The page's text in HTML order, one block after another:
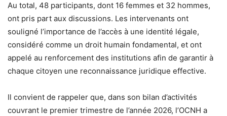
Au total, 48 participants, dont 16 femmes et 32 hommes,
ont pris part aux discussions. Les intervenants ont
souligné l’importance de l’accès à une identité légale,
considéré comme un droit humain fondamental, et ont
appelé au renforcement des institutions afin de garantir à
chaque citoyen une reconnaissance juridique effective.
Il convient de rappeler que, dans son bilan d’activités
couvrant le premier trimestre de l’année 2026, l’OCNH a